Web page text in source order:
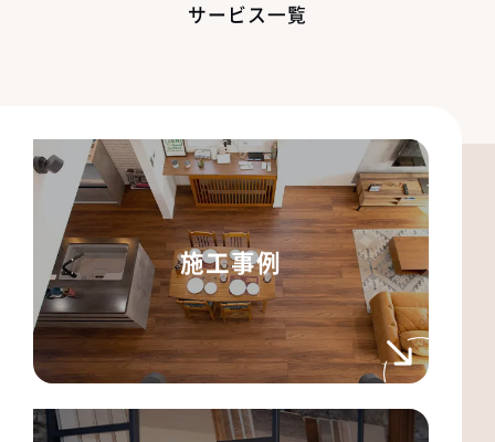
サービス一覧
施工事例